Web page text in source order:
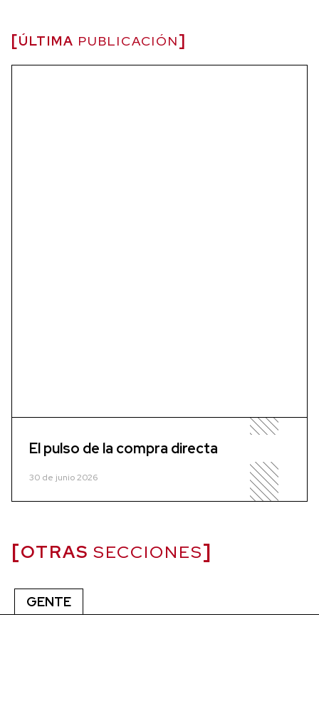
ÚLTIMA PUBLICACIÓN
El pulso de la compra directa
30 de junio 2026
OTRAS SECCIONES
GENTE